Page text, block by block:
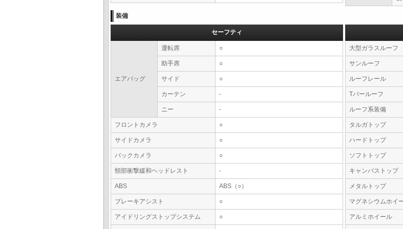
装備
セーフティ
エアバッグ
運転席 ○
助手席 ○
サイド ○
カーテン -
ニー -
フロントカメラ ○
サイドカメラ ○
バックカメラ ○
頸部衝撃緩和ヘッドレスト -
ABS ABS（○）
ブレーキアシスト ○
アイドリングストップシステム ○
大型ガラスルーフ
サンルーフ
ルーフレール
Tバールーフ
ルーフ系装備
タルガトップ
ハードトップ
ソフトトップ
キャンバストップ
メタルトップ
マグネシウムホイ
アルミホイール